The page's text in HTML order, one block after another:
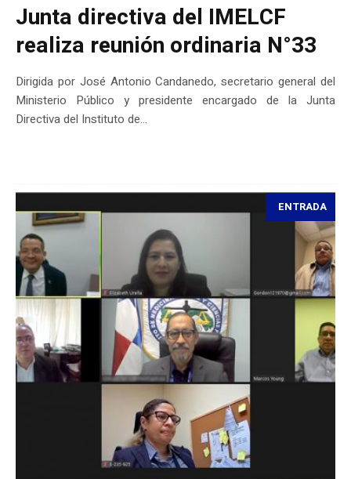
Junta directiva del IMELCF
realiza reunión ordinaria N°33
Dirigida por José Antonio Candanedo, secretario general del
Ministerio Público y presidente encargado de la Junta
Directiva del Instituto de...
ENTRADA